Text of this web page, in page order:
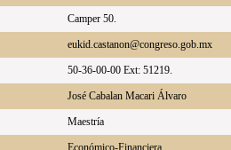
Camper 50.
eukid.castanon@congreso.gob.mx
50-36-00-00 Ext: 51219.
José Cabalan Macari Álvaro
Maestría
Económico-Financiera